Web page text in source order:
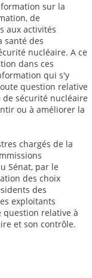
sur la
de
aux activités
santé des
nucléaire. A ce
dans ces
qui s'y
question relative
sécurité nucléaire
ou à améliorer la
chargés de la
Sénat, par le
des choix
des
exploitants
relative à
et son contrôle.